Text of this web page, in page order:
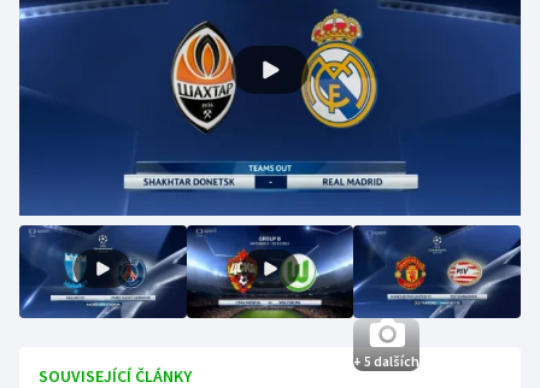
Ostatní
+ 5 dalších
SOUVISEJÍCÍ ČLÁNKY